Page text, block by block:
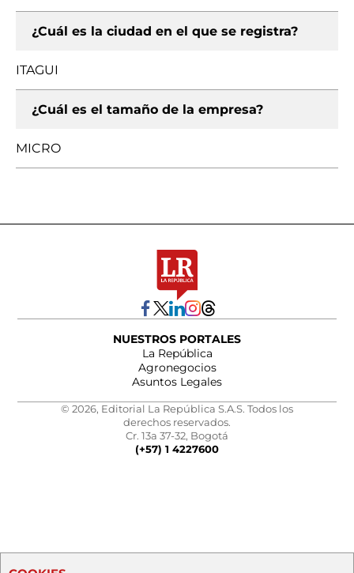
¿Cuál es la ciudad en el que se registra?
ITAGUI
¿Cuál es el tamaño de la empresa?
MICRO
NUESTROS PORTALES
La República
Agronegocios
Asuntos Legales
© 2026, Editorial La República S.A.S. Todos los
derechos reservados.
Cr. 13a 37-32, Bogotá
(+57) 1 4227600